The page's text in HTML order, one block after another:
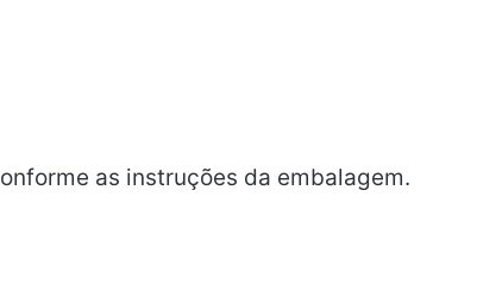
as instruções da embalagem.